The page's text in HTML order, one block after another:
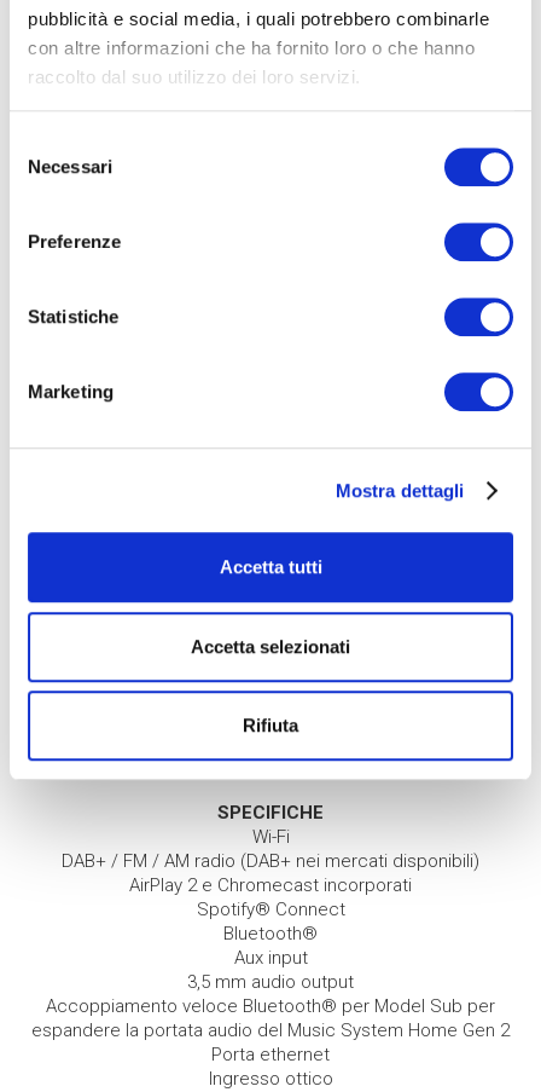
pubblicità e social media, i quali potrebbero combinarle
con altre informazioni che ha fornito loro o che hanno
raccolto dal suo utilizzo dei loro servizi.
delNecessari
Preferenze
Statistiche
Marketing
Mostra dettagli
Accetta tutti
Accetta selezionati
Rifiuta
MUSIC SYSTEM HOME
GENERATION II
SPECIFICHE
Wi-Fi
DAB+ / FM / AM radio (DAB+ nei mercati disponibili)
AirPlay 2 e Chromecast incorporati
Spotify® Connect
Bluetooth®
Aux input
3,5 mm audio output
Accoppiamento veloce Bluetooth® per Model Sub per
espandere la portata audio del Music System Home Gen 2
Porta ethernet
Ingresso ottico